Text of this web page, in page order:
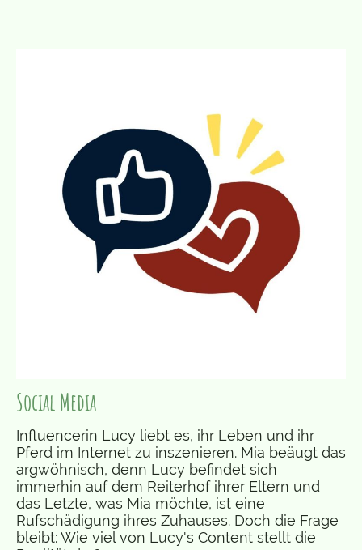
Social Media
Influencerin Lucy liebt es, ihr Leben und ihr
Pferd im Internet zu inszenieren. Mia beäugt das
argwöhnisch, denn Lucy befindet sich
immerhin auf dem Reiterhof ihrer Eltern und
das Letzte, was Mia möchte, ist eine
Rufschädigung ihres Zuhauses. Doch die Frage
bleibt: Wie viel von Lucy's Content stellt die